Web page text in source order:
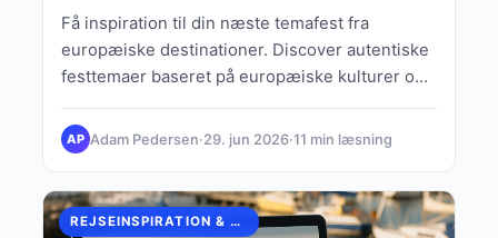
Få inspiration til din næste temafest fra
europæiske destinationer. Discover autentiske
festtemaer baseret på europæiske kulturer og
AP Adam Pedersen·29. jun 2026·11 min læsning
REJSEINSPIRATION & EUROPÆISKE OPLEVELSER